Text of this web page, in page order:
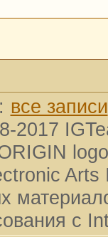
все записи
2017
Arts
с